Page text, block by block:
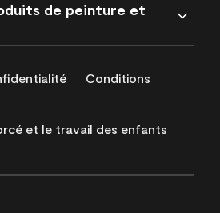
de peinture et
Conditions
et le travail des enfants